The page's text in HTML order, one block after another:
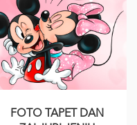
FOTO TAPET DAN